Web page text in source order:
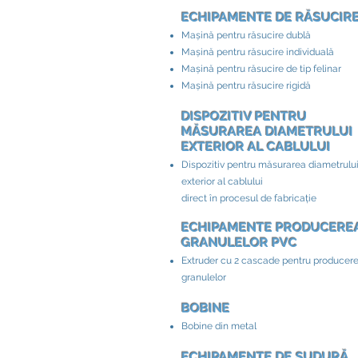
ECHIPAMENTE DE
Mașină pentru răsucire dublă
Mașină pentru răsucire individuală
Mașină pentru răsucire de tip felinar
Mașină pentru răsucire rigidă
DISPOZITIV PENTRU
MĂSURAREA DIAMETRULUI
EXTERIOR AL CABLULUI​
Dispozitiv pentru măsurarea diametrului
exterior al cablului
direct în procesul de fabricație
ECHIPAMENTE
GRANULELOR PVC
Extruder cu 2 cascade pentru
granulelor
BOBINE
Bobine din metal